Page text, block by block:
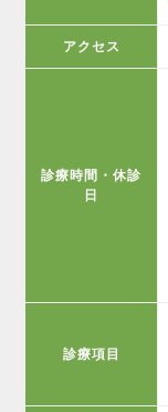
アクセス
診療時間・休診
日
診療項目